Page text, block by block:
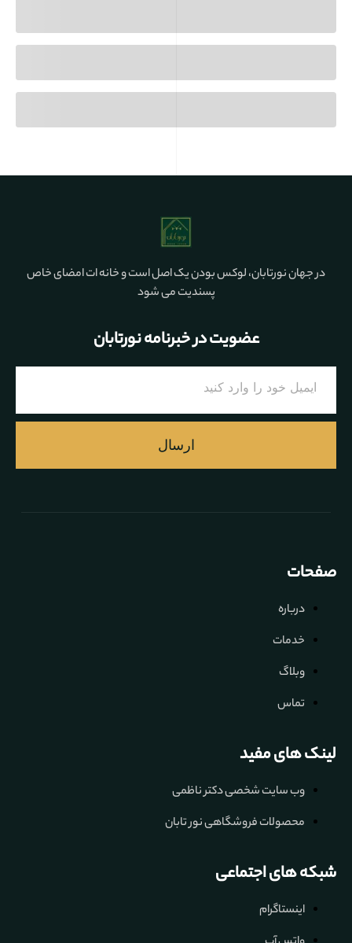
در جهان نورتابان، لوکس بودن یک اصل است و خانه ات امضای خاص
پسندیت می شود
عضویت در خبرنامه نورتابان
ارسال
صفحات
درباره
خدمات
وبلاگ
تماس
لینک های مفید
وب سایت شخصی دکتر ناظمی
محصولات فروشگاهی نور تابان
شبکه های اجتماعی
اینستاگرام